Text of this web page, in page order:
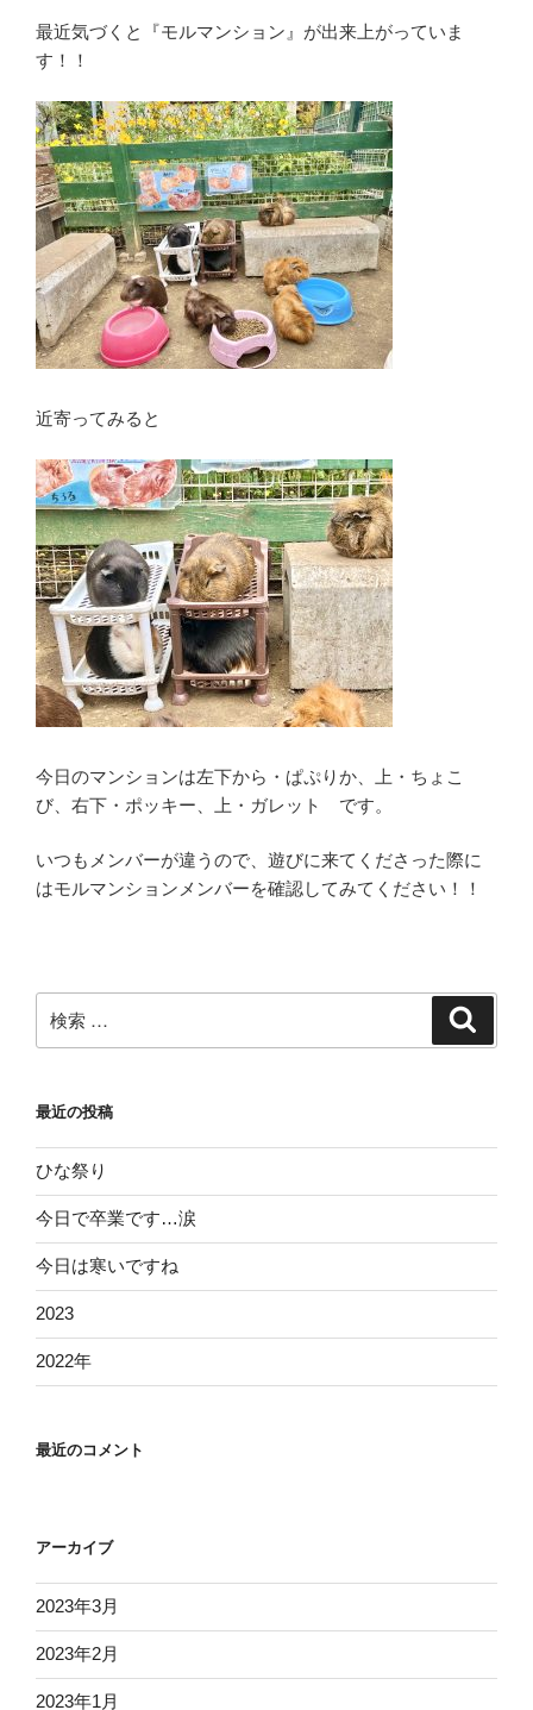
最近気づくと『モルマンション』が出来上がっていま
す！！
近寄ってみると
今日のマンションは左下から・ぱぷりか、上・ちょこ
び、右下・ポッキー、上・ガレット です。
いつもメンバーが違うので、遊びに来てくださった際に
はモルマンションメンバーを確認してみてください！！
索:
最近の投稿
ひな祭り
今日で卒業です…涙
今日は寒いですね
2023
2022年
最近のコメント
アーカイブ
2023年3月
2023年2月
2023年1月